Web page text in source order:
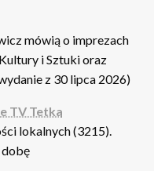
mówią o imprezach
i Sztuki oraz
z 30 lipca 2026)
TV Tetka
lokalnych (3215).
dobę